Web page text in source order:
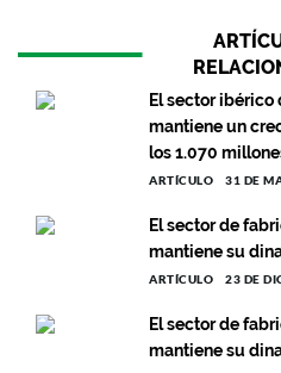
El sector
mantiene un
los 1.070
ARTÍCULO 31 DE
El sector de
mantiene su
ARTÍCULO 23 DE
El sector de
mantiene su